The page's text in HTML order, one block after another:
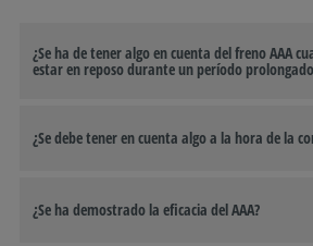
¿Se ha de tener algo en cuenta del freno AAA
estar en reposo durante un período
¿Se debe tener en cuenta algo a la hora de la
¿Se ha demostrado la eficacia del AAA?